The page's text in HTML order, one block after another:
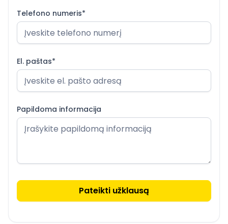
Telefono numeris*
El. paštas*
Papildoma informacija